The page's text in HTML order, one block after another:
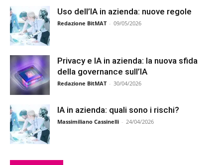
Uso dell’IA in azienda: nuove regole
Redazione BitMAT - 09/05/2026
Privacy e IA in azienda: la nuova sfida
della governance sull’IA
Redazione BitMAT - 30/04/2026
IA in azienda: quali sono i rischi?
Massimiliano Cassinelli - 24/04/2026